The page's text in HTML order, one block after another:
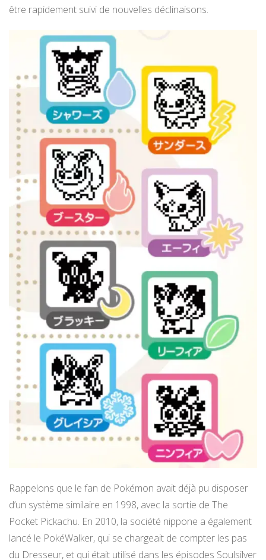
être rapidement suivi de nouvelles déclinaisons.
Rappelons que le fan de Pokémon avait déjà pu disposer
d’un système similaire en 1998, avec la sortie de The
Pocket Pickachu. En 2010, la société nippone a également
lancé le PokéWalker, qui se chargeait de compter les pas
du Dresseur, et qui était utilisé dans les épisodes Soulsilver